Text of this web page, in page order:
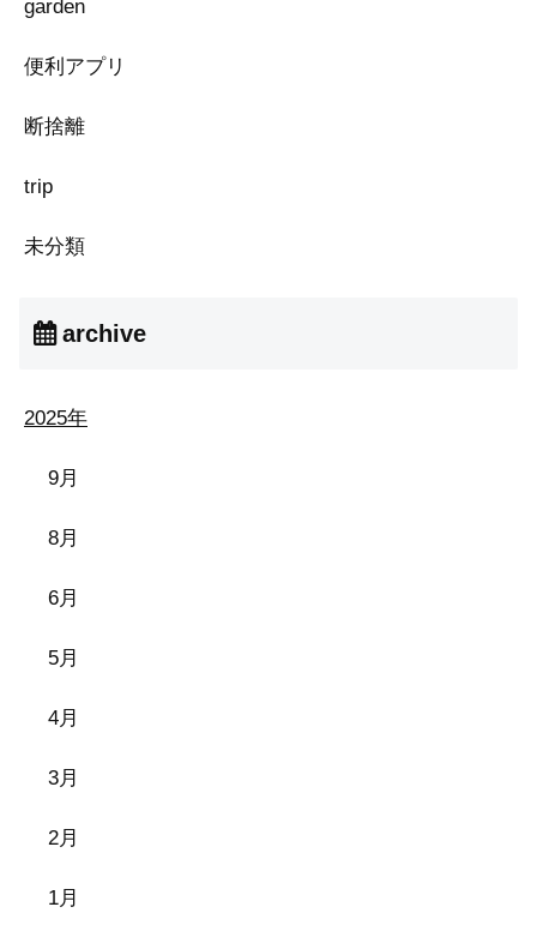
garden
便利アプリ
断捨離
trip
未分類
archive
2025年
9月
8月
6月
5月
4月
3月
2月
1月